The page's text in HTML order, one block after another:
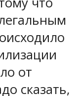
от
сказать,